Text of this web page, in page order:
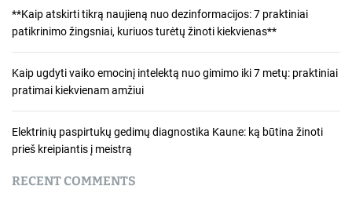
j
a
t
a
r
p
į
**Kaip atskirti tikrą naujieną nuo dezinformacijos: 7 praktiniai
patikrinimo žingsniai, kuriuos turėtų žinoti kiekvienas**
Kaip ugdyti vaiko emocinį intelektą nuo gimimo iki 7 metų: praktiniai
pratimai kiekvienam amžiui
Elektrinių paspirtukų gedimų diagnostika Kaune: ką būtina žinoti
prieš kreipiantis į meistrą
RECENT COMMENTS